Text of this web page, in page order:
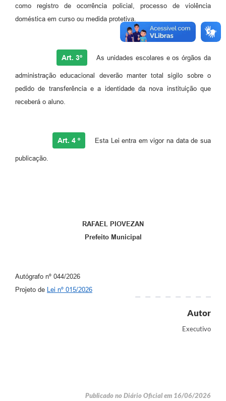
como registro de ocorrência policial, processo de violência
doméstica em curso ou medida protetiva.
Art. 3º As unidades escolares e os órgãos da
administração educacional deverão manter total sigilo sobre o
pedido de transferência e a identidade da nova instituição que
receberá o aluno.
Art. 4 º Esta Lei entra em vigor na data de sua
publicação.
RAFAEL PIOVEZAN
Prefeito Municipal
Autógrafo nº 044/2026
Projeto de
Lei nº 015/2026
Autor
Executivo
Publicado no Diário Oficial em 16/06/2026